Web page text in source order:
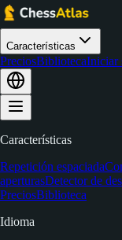
Características
PreciosBibliotecaIniciar
Características
Repetición espaciada
aperturasDetector de
PreciosBiblioteca
Idioma